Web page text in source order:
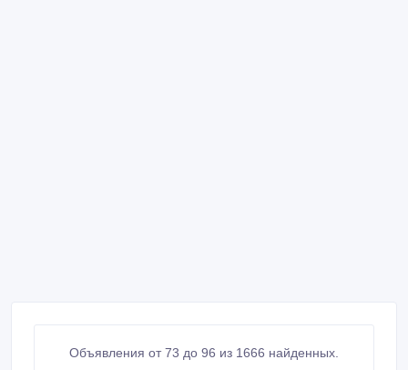
Объявления от 73 до 96 из 1666 найденных.